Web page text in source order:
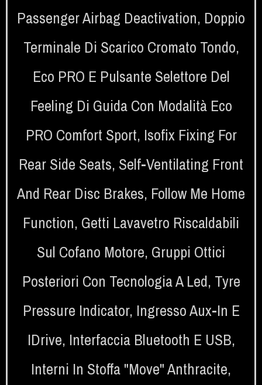
Passenger Airbag Deactivation, Doppio
Terminale Di Scarico Cromato Tondo,
Eco PRO E Pulsante Selettore Del
Feeling Di Guida Con Modalità Eco
PRO Comfort Sport, Isofix Fixing For
Rear Side Seats, Self-Ventilating Front
And Rear Disc Brakes, Follow Me Home
Function, Getti Lavavetro Riscaldabili
Sul Cofano Motore, Gruppi Ottici
Posteriori Con Tecnologia A Led, Tyre
Pressure Indicator, Ingresso Aux-In E
IDrive, Interfaccia Bluetooth E USB,
Interni In Stoffa "Move" Anthracite,